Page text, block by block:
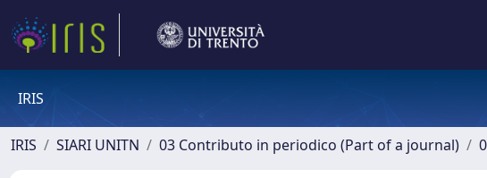
IRIS
IRIS SIARI UNITN 03 Contributo in periodico (Part of a journal)